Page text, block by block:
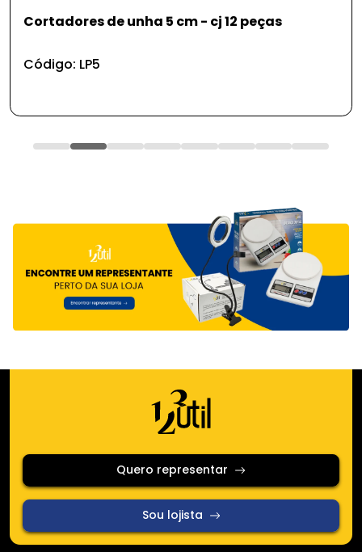
Cortadores de unha 5 cm - cj 12 peças
Código: LP5
Quero representar
Sou lojista